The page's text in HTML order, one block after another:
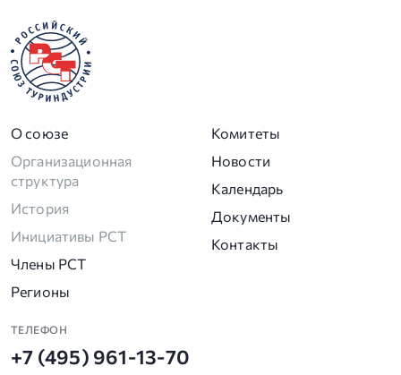
О союзе
Организационная
структура
История
Инициативы РСТ
Члены РСТ
Регионы
Комитеты
Новости
Календарь
Документы
Контакты
ТЕЛЕФОН
+7 (495) 961-13-70